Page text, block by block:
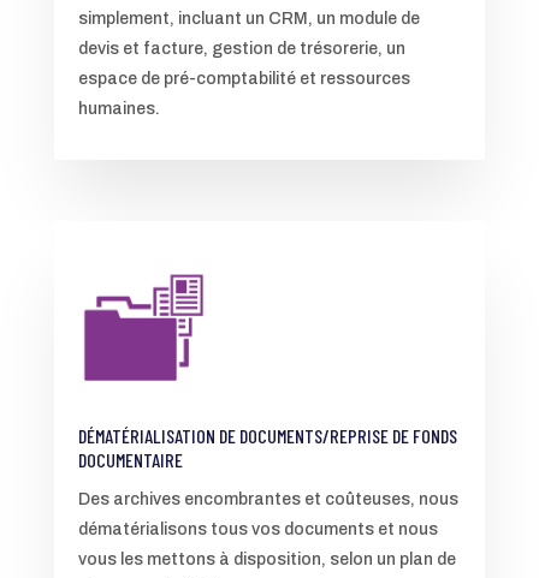
simplement, incluant un CRM, un module de
devis et facture, gestion de trésorerie, un
espace de pré-comptabilité et ressources
humaines.
DÉMATÉRIALISATION DE DOCUMENTS/REPRISE DE FONDS
DOCUMENTAIRE
Des archives encombrantes et coûteuses, nous
dématérialisons tous vos documents et nous
vous les mettons à disposition, selon un plan de